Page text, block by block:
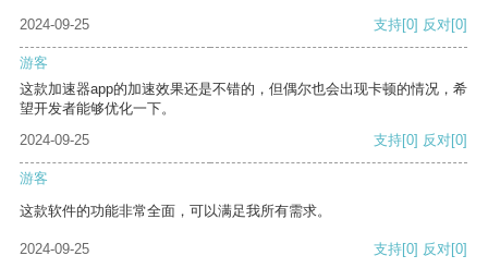
2024-09-25 支持[0] 反对[0]
游客
这款加速器app的加速效果还是不错的，但偶尔也会出现卡顿的情况，希
望开发者能够优化一下。
2024-09-25
支持[0] 反对[0]
游客
这款软件的功能非常全面，可以满足我所有需求。
2024-09-25 支持[0] 反对[0]